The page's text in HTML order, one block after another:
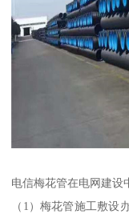
电信梅花管在电网建设
（1）梅花管施工敷设